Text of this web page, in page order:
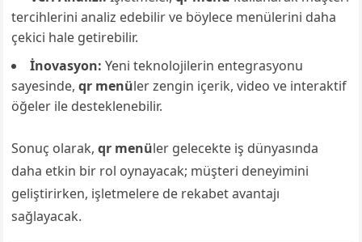
tercihlerini analiz edebilir ve böylece menülerini daha
çekici hale getirebilir.
İnovasyon: Yeni teknolojilerin entegrasyonu
sayesinde,qr menüler zengin içerik, video ve interaktif
öğeler ile desteklenebilir.
Sonuç olarak,qr menüler gelecekte iş dünyasında
daha etkin bir rol oynayacak; müşteri deneyimini
geliştirirken, işletmelere de rekabet avantajı
sağlayacak.